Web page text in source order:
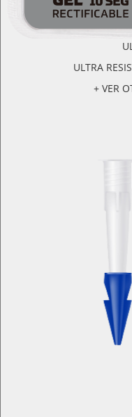
+ VER